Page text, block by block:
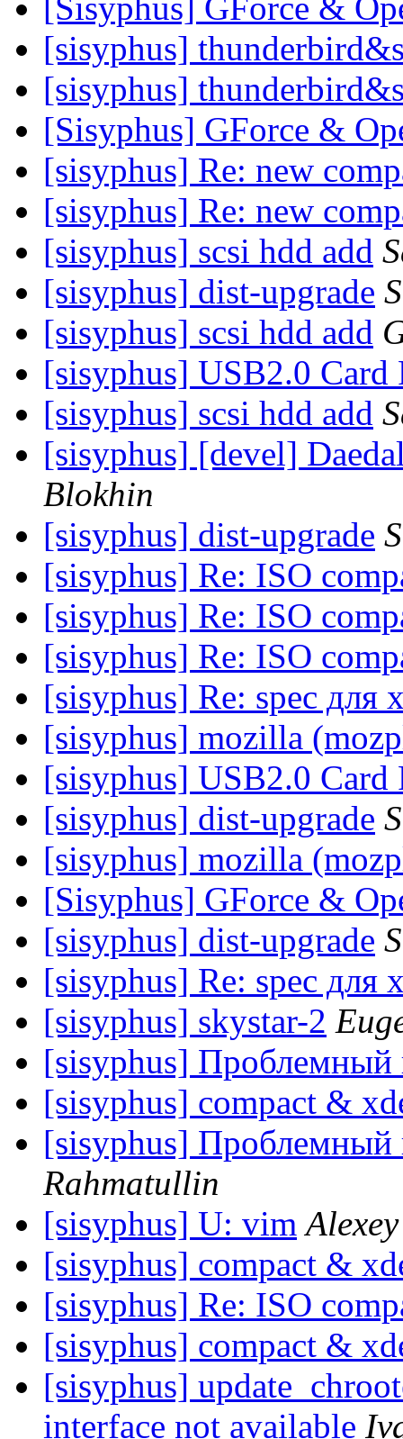
[Sisyphus] GForce &
[sisyphus]
[sisyphus]
[Sisyphus] GForce &
[sisyphus] Re: new
[sisyphus] Re: new
[sisyphus] scsi hdd add
[sisyphus] dist-upgrade
[sisyphus] scsi hdd add
[sisyphus] USB2.0 Card
[sisyphus] scsi hdd add
[sisyphus] [devel]
Blokhin
[sisyphus] dist-upgrade
[sisyphus] Re: ISO
[sisyphus] Re: ISO
[sisyphus] Re: ISO
[sisyphus] Re: spec для
[sisyphus] mozilla
[sisyphus] USB2.0 Card
[sisyphus] dist-upgrade
[sisyphus] mozilla
[Sisyphus] GForce &
[sisyphus] dist-upgrade
[sisyphus] Re: spec для
[sisyphus] skystar-2
[sisyphus] Проблемный
[sisyphus] compact &
[sisyphus] Проблемный
Rahmatullin
[sisyphus] U: vim
[sisyphus] compact &
[sisyphus] Re: ISO
[sisyphus] compact &
[sisyphus]
interface not available